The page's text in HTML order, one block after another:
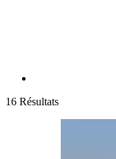
16 Résultats